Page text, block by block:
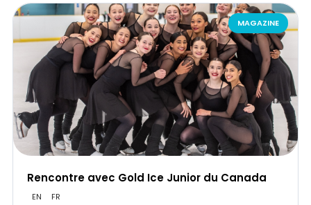
MAGAZINE
Rencontre avec Gold Ice Junior du Canada
EN FR